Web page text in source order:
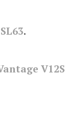
.
V12S